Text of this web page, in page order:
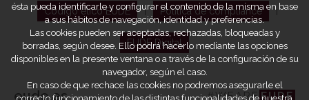
Código ético EUDE Política de compliance
EUDE Digital
eude.es #WEAREEUDE
ésta pueda identificarle y configurar el contenido de la misma en base
a sus hábitos de navegación, identidad y preferencias.
Las cookies pueden ser aceptadas, rechazadas, bloqueadas y
borradas, según desee. Ello podrá hacerlo mediante las opciones
disponibles en la presente ventana o a través de la configuración de su
navegador, según el caso.
En caso de que rechace las cookies no podremos asegurarle el